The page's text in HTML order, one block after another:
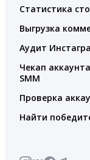
Статистика
Выгрузка
Аудит
Чекап
SMM
Проверка
Найти